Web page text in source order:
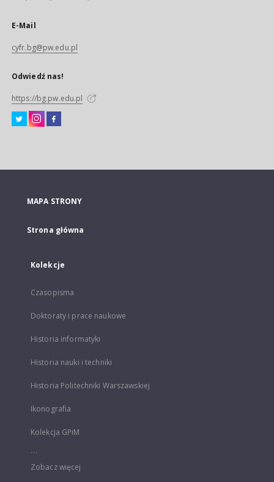
E-Mail
cyfr.bg@pw.edu.pl
Odwiedź nas!
https://bg.pw.edu.pl
MAPA STRONY
Strona główna
Kolekcje
Czasopisma
Doktoraty i prace naukowe
Historia informatyki
Historia nauki i techniki
Historia Politechniki Warszawskiej
Ikonografia
Kolekcja GPiM
...
Zobacz więcej